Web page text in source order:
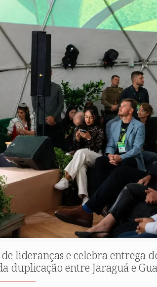
lideranças e celebra entrega
duplicação entre Jaraguá e